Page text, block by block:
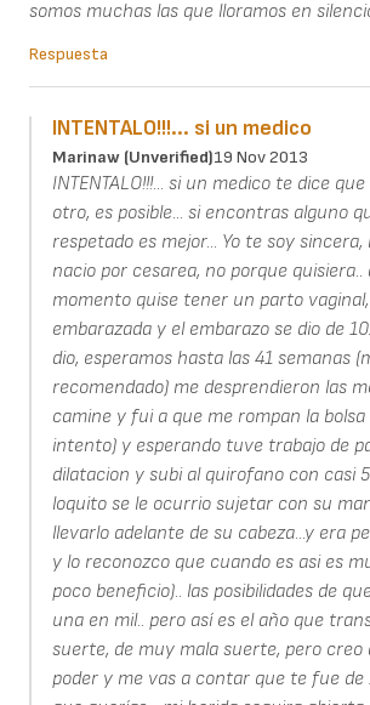
somos muchas las que lloramos en
Respuesta
INTENTALO!!!... si un medico
Marinaw (unverified)19 Nov 2013
INTENTALO!!!... si un medico te dice
otro, es posible... si encontras alguno
respetado es mejor... Yo te soy
nacio por cesarea, no porque quisiera..
momento quise tener un parto
embarazada y el embarazo se dio de
dio, esperamos hasta las 41 semanas
recomendado) me desprendieron las
camine y fui a que me rompan la
intento) y esperando tuve trabajo de
dilatacion y subi al quirofano con casi
loquito se le ocurrio sujetar con su
llevarlo adelante de su cabeza...y era
y lo reconozco que cuando es asi es
poco beneficio).. las posibilidades de
una en mil.. pero así es el año que
suerte, de muy mala suerte, pero creo
poder y me vas a contar que te fue de